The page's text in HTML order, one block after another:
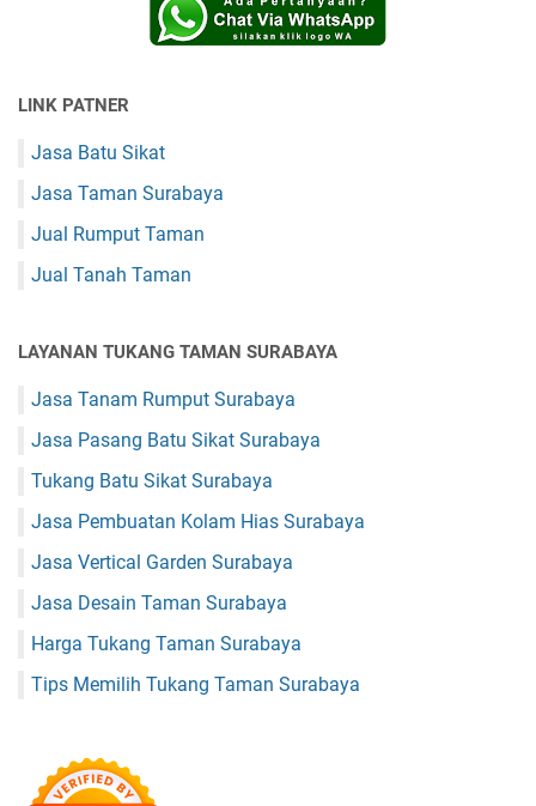
LINK PATNER
Jasa Batu Sikat
Jasa Taman Surabaya
Jual Rumput Taman
Jual Tanah Taman
LAYANAN TUKANG TAMAN SURABAYA
Jasa Tanam Rumput Surabaya
Jasa Pasang Batu Sikat Surabaya
Tukang Batu Sikat Surabaya
Jasa Pembuatan Kolam Hias Surabaya
Jasa Vertical Garden Surabaya
Jasa Desain Taman Surabaya
Harga Tukang Taman Surabaya
Tips Memilih Tukang Taman Surabaya